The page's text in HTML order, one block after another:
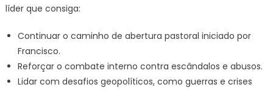
líder que consiga:
Continuar o caminho de abertura pastoral iniciado por
Francisco.
Reforçar o combate interno contra escândalos e abusos.
Lidar com desafios geopolíticos, como guerras e crises